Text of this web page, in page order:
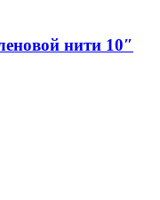
нити 10″